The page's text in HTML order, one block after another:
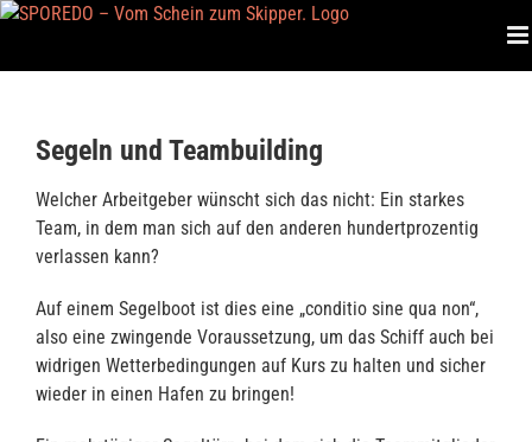
Zum
springen
Segeln und Teambuilding
Welcher Arbeitgeber wünscht sich das nicht: Ein starkes
Team, in dem man sich auf den anderen hundertprozentig
verlassen kann?
Auf einem Segelboot ist dies eine „conditio sine qua non“,
also eine zwingende Voraussetzung, um das Schiff auch bei
widrigen Wetterbedingungen auf Kurs zu halten und sicher
wieder in einen Hafen zu bringen!